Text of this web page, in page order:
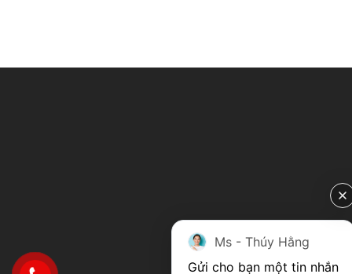
Ms - Thúy Hằng
Gửi cho bạn một tin nhắn